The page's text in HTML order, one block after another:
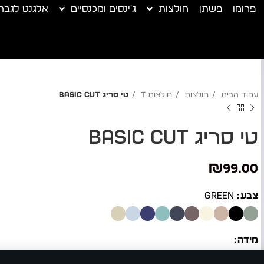
פרומו פשתן חולצות ג'ינסים ומכנסיים אלגנט
עמוד הבית חולצות חולצות T טי סריג Basic cut
טי סריג Basic cut
₪99.00
צבע GREEN
מידה